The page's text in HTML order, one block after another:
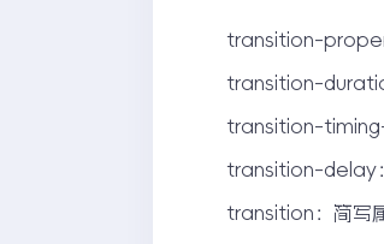
transition-
transition-
transition-timing-
transition-delay
transition：简写